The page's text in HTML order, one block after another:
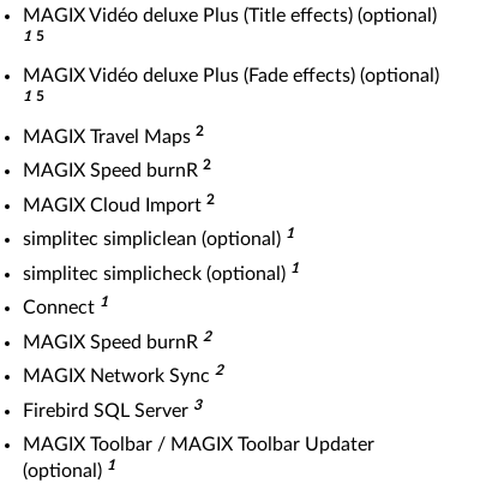
MAGIX Vidéo deluxe Plus (Title effects) (optional)
1 5
MAGIX Vidéo deluxe Plus (Fade effects) (optional)
1 5
MAGIX Travel Maps 2
MAGIX Speed burnR 2
MAGIX Cloud Import 2
simplitec simpliclean (optional) 1
simplitec simplicheck (optional) 1
Connect 1
MAGIX Speed burnR 2
MAGIX Network Sync 2
Firebird SQL Server 3
MAGIX Toolbar / MAGIX Toolbar Updater
(optional) 1